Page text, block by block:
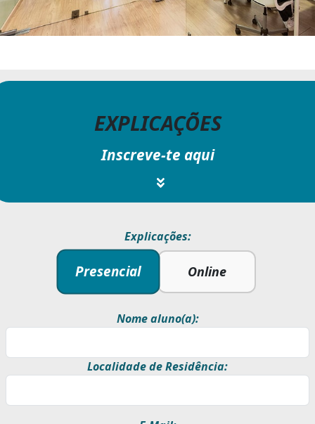
EXPLICAÇÕES
Inscreve-te aqui
Explicações:
Presencial Online
Nome aluno(a):
Localidade de Residência: